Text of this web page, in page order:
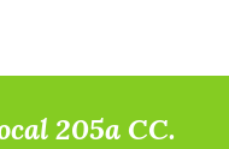
205a CC.